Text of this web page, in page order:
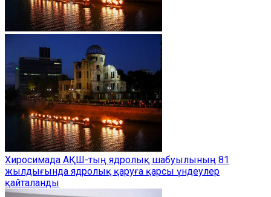
Хиросимада АҚШ-тың ядролық шабуылының 81
жылдығында ядролық қаруға қарсы үндеулер
қайталанды